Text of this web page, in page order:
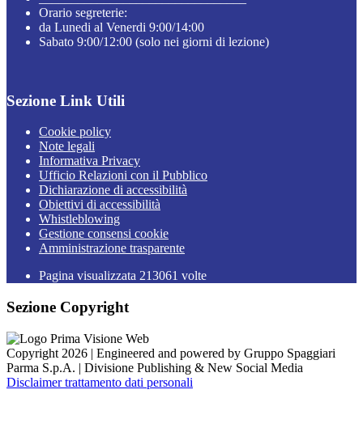
Orario segreterie:
da Lunedi al Venerdi 9:00/14:00
Sabato 9:00/12:00 (solo nei giorni di lezione)
Sezione Link Utili
Cookie policy
Note legali
Informativa Privacy
Ufficio Relazioni con il Pubblico
Dichiarazione di accessibilità
Obiettivi di accessibilità
Whistleblowing
Gestione consensi cookie
Amministrazione trasparente
Pagina visualizzata 213061 volte
Sezione Copyright
Copyright 2026 | Engineered and powered by Gruppo Spaggiari
Parma S.p.A. | Divisione Publishing & New Social Media
Disclaimer trattamento dati personali